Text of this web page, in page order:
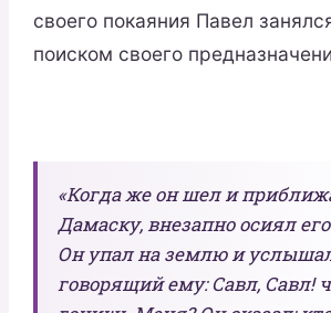
своего покаяния Павел
поиском своего
«Когда же он шел и
Дамаску, внезапно осиял
Он упал на землю и
говорящий ему: Савл, Савл!